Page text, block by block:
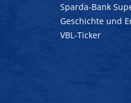
Sparda-Bank
Geschichte und
VBL-Ticker